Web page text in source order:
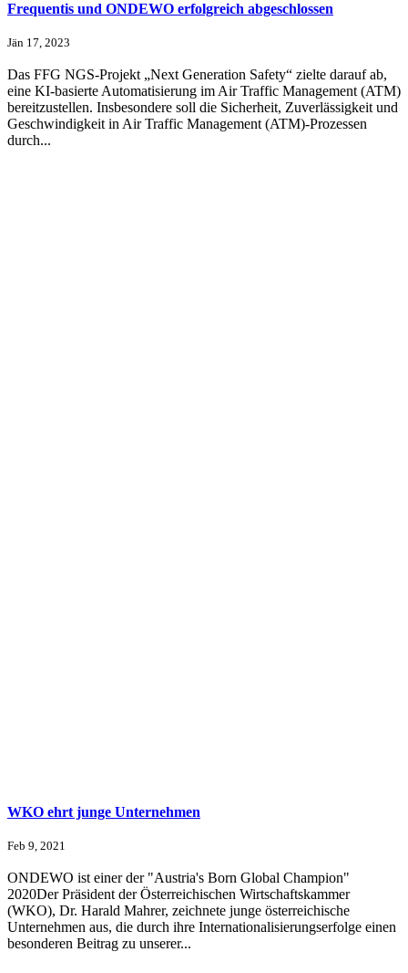
Frequentis und ONDEWO erfolgreich abgeschlossen
Jän 17, 2023
Das FFG NGS-Projekt „Next Generation Safety“ zielte darauf ab,
eine KI-basierte Automatisierung im Air Traffic Management (ATM)
bereitzustellen. Insbesondere soll die Sicherheit, Zuverlässigkeit und
Geschwindigkeit in Air Traffic Management (ATM)-Prozessen
durch...
WKO ehrt junge Unternehmen
Feb 9, 2021
ONDEWO ist einer der "Austria's Born Global Champion"
2020Der Präsident der Österreichischen Wirtschaftskammer
(WKO), Dr. Harald Mahrer, zeichnete junge österreichische
Unternehmen aus, die durch ihre Internationalisierungserfolge einen
besonderen Beitrag zu unserer...